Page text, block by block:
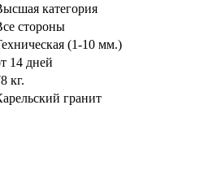
категория
стороны
(1-10 мм.)
14 дней
кг.
гранит